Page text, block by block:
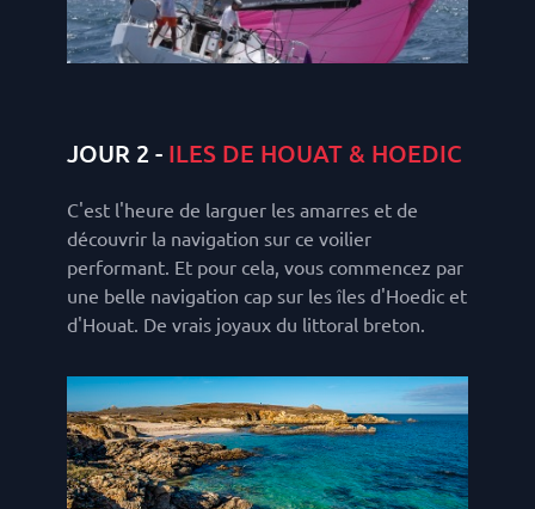
JOUR 2 - ILES DE HOUAT & HOEDIC
C'est l'heure de larguer les amarres et de
découvrir la navigation sur ce voilier
performant. Et pour cela, vous commencez par
une belle navigation cap sur les îles d'Hoedic et
d'Houat. De vrais joyaux du littoral breton.